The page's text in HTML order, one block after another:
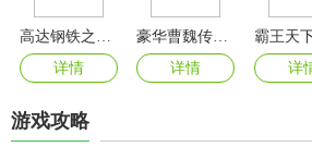
详情
详情
详
游戏攻略